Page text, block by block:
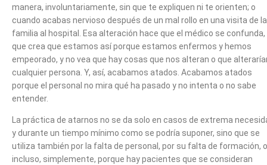
manera, involuntariamente, sin que te expliquen ni te orienten; o
cuando acabas nervioso después de un mal rollo en una visita de la
familia al hospital. Esa alteración hace que el médico se confunda,
que crea que estamos así porque estamos enfermos y hemos
empeorado, y no vea que hay cosas que nos alteran o que
cualquier persona. Y, así, acabamos atados. Acabamos atados
porque el personal no mira qué ha pasado y no intenta o no sabe
entender.
La práctica de atarnos no se da solo en casos de extrema
y durante un tiempo mínimo como se podría suponer, sino que se
utiliza también por la falta de personal, por su falta de formación, o
incluso, simplemente, porque hay pacientes que se consideran